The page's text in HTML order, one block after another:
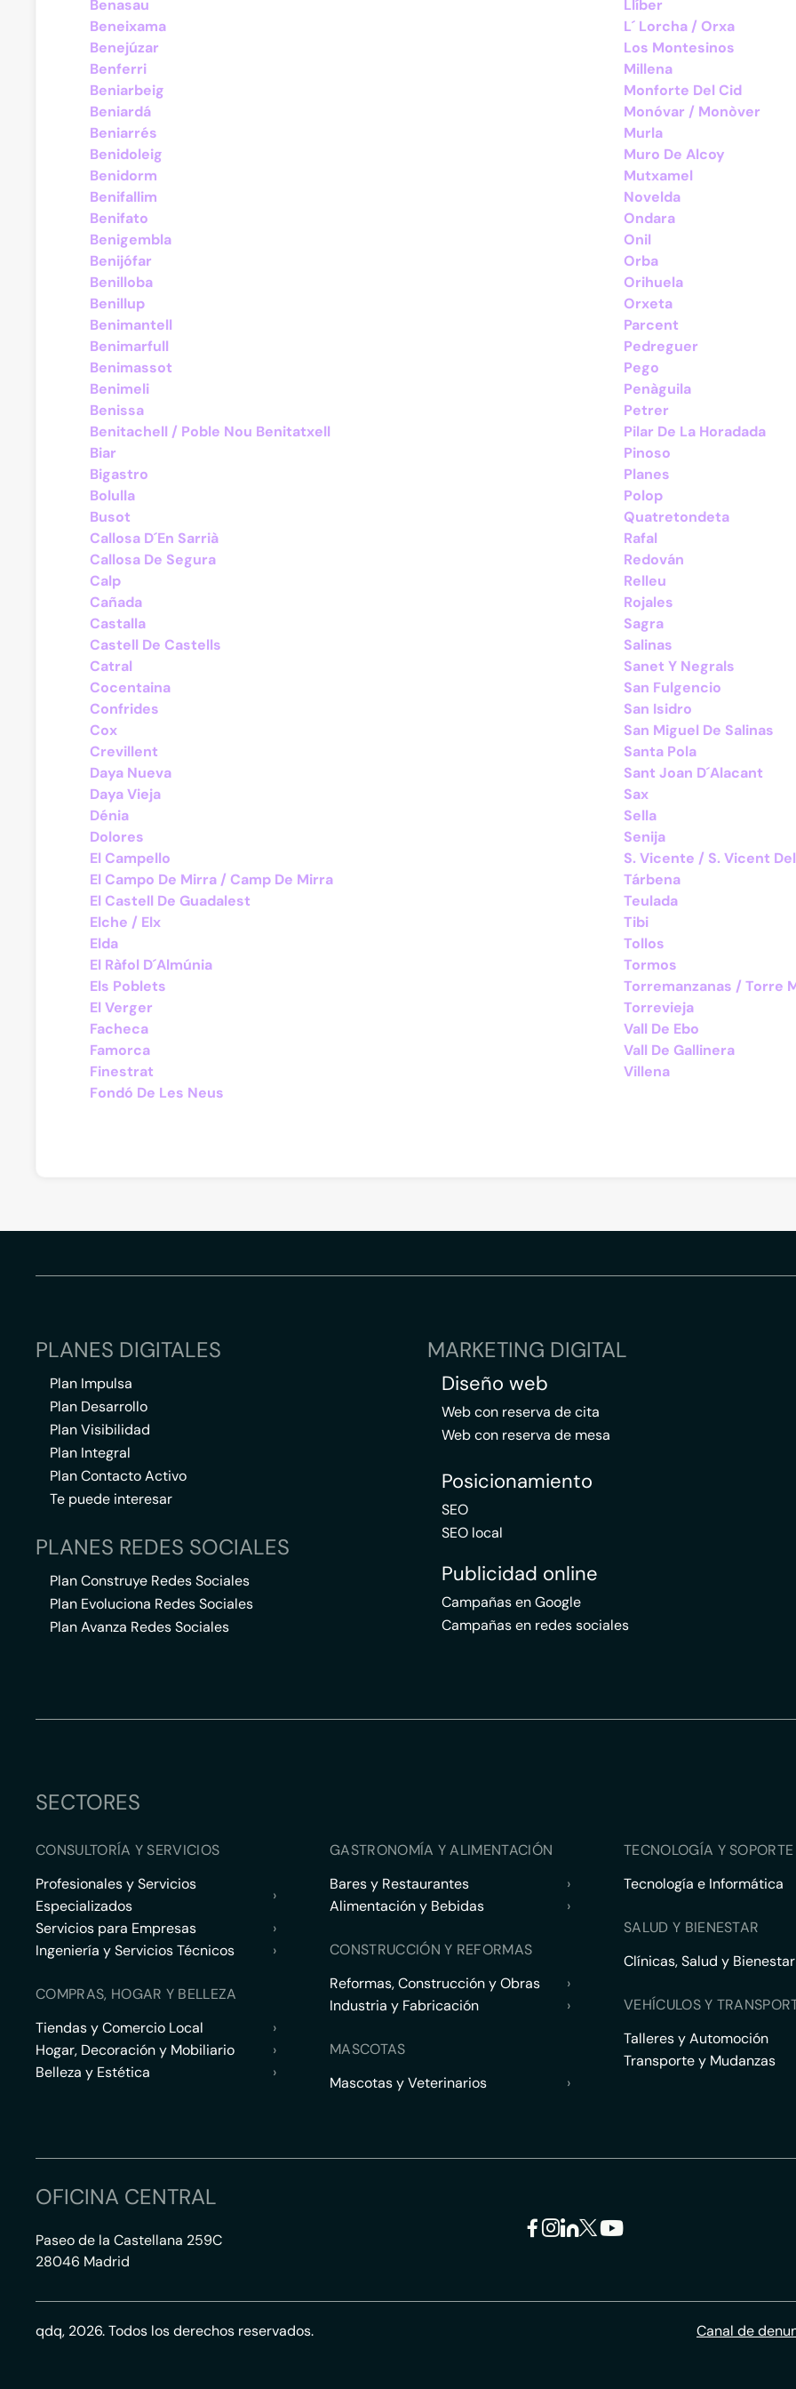
Benasau
Beneixama
Benejúzar
Benferri
Beniarbeig
Beniardá
Beniarrés
Benidoleig
Benidorm
Benifallim
Benifato
Benigembla
Benijófar
Benilloba
Benillup
Benimantell
Benimarfull
Benimassot
Benimeli
Benissa
Benitachell / Poble Nou Benitatxell
Biar
Bigastro
Bolulla
Busot
Callosa D´En Sarrià
Callosa De Segura
Calp
Cañada
Castalla
Castell De Castells
Catral
Cocentaina
Confrides
Cox
Crevillent
Daya Nueva
Daya Vieja
Dénia
Dolores
El Campello
El Campo De Mirra / Camp De Mirra
El Castell De Guadalest
Elche / Elx
Elda
El Ràfol D´Almúnia
Els Poblets
El Verger
Facheca
Famorca
Finestrat
Fondó De Les Neus
Llíber
L´ Lorcha / Orxa
Los Montesinos
Millena
Monforte Del Cid
Monóvar / Monòver
Murla
Muro De Alcoy
Mutxamel
Novelda
Ondara
Onil
Orba
Orihuela
Orxeta
Parcent
Pedreguer
Pego
Penàguila
Petrer
Pilar De La Horadada
Pinoso
Planes
Polop
Quatretondeta
Rafal
Redován
Relleu
Rojales
Sagra
Salinas
Sanet Y Negrals
San Fulgencio
San Isidro
San Miguel De Salinas
Santa Pola
Sant Joan D´Alacant
Sax
Sella
Senija
S. Vicente / S. Vicent
Tárbena
Teulada
Tibi
Tollos
Tormos
Torremanzanas / Torre
Torrevieja
Vall De Ebo
Vall De Gallinera
Villena
PLANES DIGITALES
Plan Impulsa
Plan Desarrollo
Plan Visibilidad
Plan Integral
Plan Contacto Activo
Te puede interesar
PLANES REDES SOCIALES
Plan Construye Redes Sociales
Plan Evoluciona Redes Sociales
Plan Avanza Redes Sociales
MARKETING DIGITAL
Diseño web
Web con reserva de cita
Web con reserva de mesa
Posicionamiento
SEO
SEO local
Publicidad online
Campañas en Google
Campañas en redes sociales
SECTORES
CONSULTORÍA Y SERVICIOS
Profesionales y Servicios
Especializados
›
Servicios para Empresas
›
Ingeniería y Servicios Técnicos
›
COMPRAS, HOGAR Y BELLEZA
Tiendas y Comercio Local
›
Hogar, Decoración y Mobiliario
›
Belleza y Estética
›
GASTRONOMÍA Y ALIMENTACIÓN
Bares y Restaurantes
›
Alimentación y Bebidas
›
CONSTRUCCIÓN Y REFORMAS
Reformas, Construcción y Obras
›
Industria y Fabricación
›
MASCOTAS
Mascotas y Veterinarios
›
TECNOLOGÍA Y
Tecnología e Informática
SALUD Y BIENESTAR
Clínicas, Salud y Bienestar
VEHÍCULOS Y
Talleres y Automoción
Transporte y Mudanzas
OFICINA CENTRAL
Paseo de la Castellana 259C
28046 Madrid
Canal de
qdq, 2026. Todos los derechos reservados.